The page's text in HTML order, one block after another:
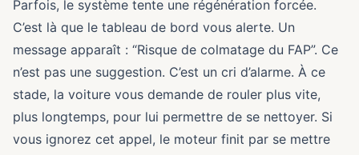
Parfois, le système tente une régénération forcée.
C’est là que le tableau de bord vous alerte. Un
message apparaît : “Risque de colmatage du FAP”. Ce
n’est pas une suggestion. C’est un cri d’alarme. À ce
stade, la voiture vous demande de rouler plus vite,
plus longtemps, pour lui permettre de se nettoyer. Si
vous ignorez cet appel, le moteur finit par se mettre